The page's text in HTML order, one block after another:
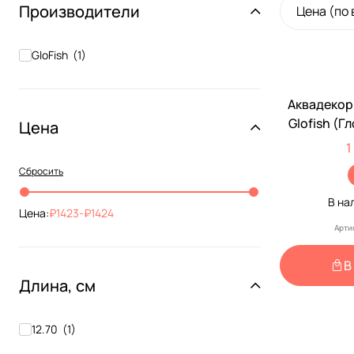
Производители
GloFish (1)
Цена
Сбросить
Цена: 1423- 1424
Длина, см
12.70 (1)
Цена (по
Glofish
Звезда
В